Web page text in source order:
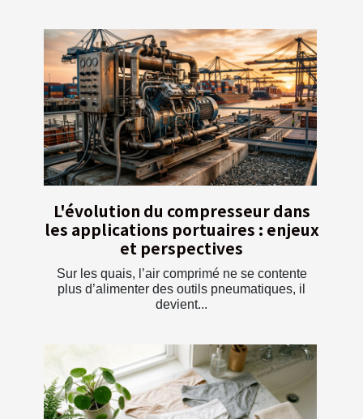
L'évolution du compresseur dans
les applications portuaires : enjeux
et perspectives
Sur les quais, l’air comprimé ne se contente
plus d’alimenter des outils pneumatiques, il
devient...